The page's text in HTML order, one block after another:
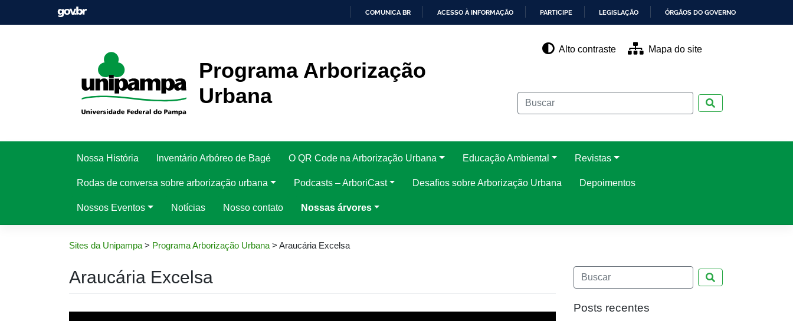
COMUNICA BR ACESSO À INFORMAÇÃO PARTICIPE LEGISLAÇÃO ÓRGÃOS DO GOVERNO
Programa Arborização
Urbana
Alto contraste Mapa do site
Nossa História Inventário Arbóreo de Bagé O QR Code na Arborização Urbana Educação Ambiental Revistas
Rodas de conversa sobre arborização urbana Podcasts – ArboriCast Desafios sobre Arborização Urbana Depoimentos
Nossos Eventos Notícias Nosso contato Nossas árvores
Sites da Unipampa> Programa Arborização Urbana> Araucária Excelsa
Araucária Excelsa
Posts recentes